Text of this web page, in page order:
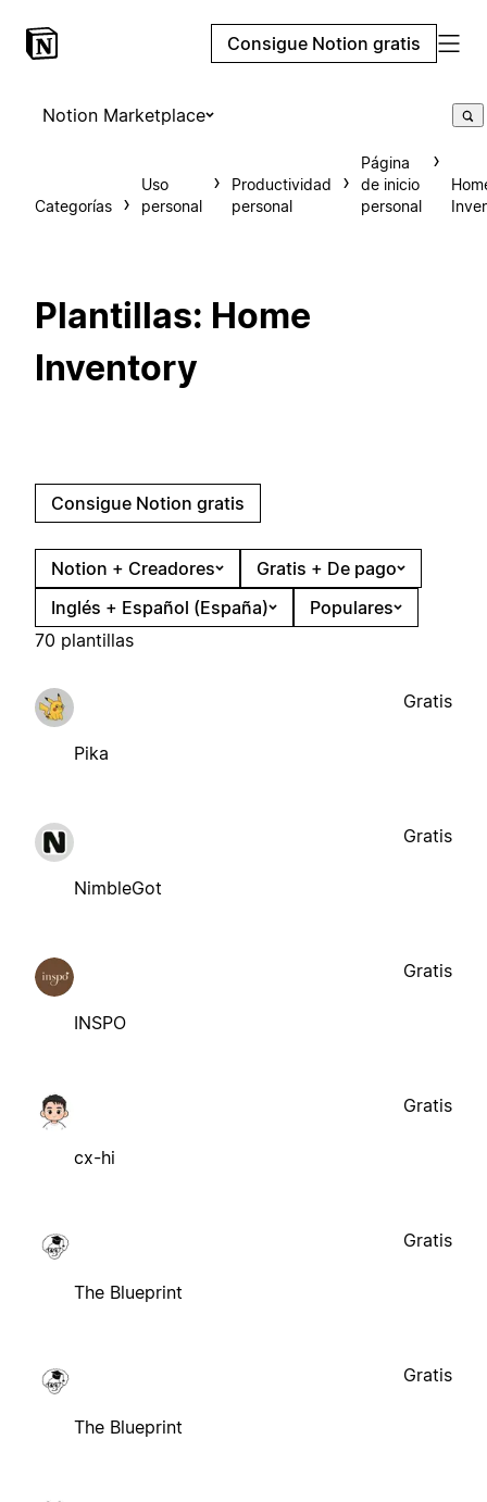
Consigue Notion gratis
Notion Marketplace
Categorías
Uso
personal
Productividad
personal
Página
de inicio
personal
Plantillas: Home
Inventory
Consigue Notion gratis
Notion + Creadores
Gratis + De pago
Inglés + Español (España)
Populares
70 plantillas
Pika
Gratis
NimbleGot
Gratis
INSPO
Gratis
cx-hi
Gratis
The Blueprint
Gratis
The Blueprint
Gratis